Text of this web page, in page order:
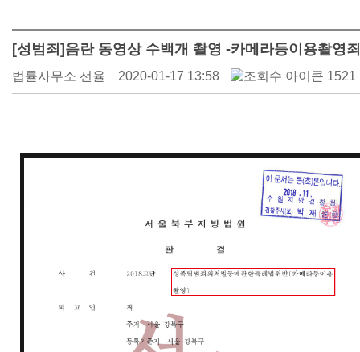
[성범죄]음란 동영상 수백개 촬영 -카메라등이용촬영죄
법률사무소 선율 2020-01-17 13:58 1521